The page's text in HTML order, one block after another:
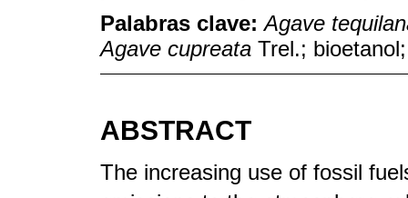
Palabras clave:Agave
Agave cupreata Trel.;
ABSTRACT
The increasing use of fossil